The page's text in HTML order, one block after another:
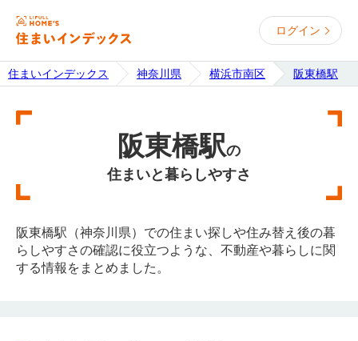
ログイン
住まいインデックス 神奈川県 横浜市南区 阪東橋駅
阪東橋駅の
住まいと暮らしやすさ
阪東橋駅（神奈川県）での住まい探しや住み替え後の暮
らしやすさの確認に役立つような、不動産や暮らしに関
する情報をまとめました。